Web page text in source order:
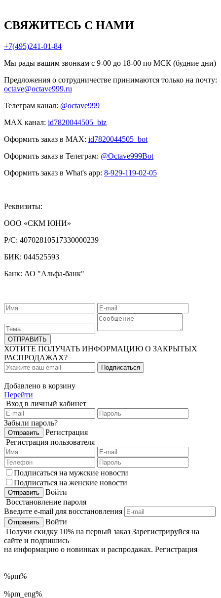
СВЯЖИТЕСЬ С НАМИ
+7(495)241-01-84
Мы рады вашим звонкам с 9-00 до 18-00 по МСК (будние дни)
Предложения о сотрудничестве принимаются только на почту:
octave@octave999.ru
Телеграм канал: @octave999
MAX канал: id7820044505_biz
Оформить заказ в MAX: id7820044505_bot
Оформить заказ в Телеграм: @Octave999Bot
Оформить заказ в What's app: 8-929-119-02-05
Реквизиты:
ООО «СКМ ЮНИ»
Р/С: 40702810517330000239
БИК: 044525593
Банк: АО "Альфа-банк"
ХОТИТЕ ПОЛУЧАТЬ ИНФОРМАЦИЮ О ЗАКРЫТЫХ
РАСПРОДАЖАХ?
Добавлено в корзину
Перейти
Вход в личный кабинет
Забыли пароль?
Регистрация
Регистрация пользователя
Подписаться на мужские новости
Подписаться на женские новости
Войти
Восстановление пароля
Введите e-mail для восстановления
Войти
Получи скидку 10% на первый заказ Зарегистрируйся на
сайте и подпишись
на информацию о новинках и распродажах. Регистрация
%pm%
%pm_eng%